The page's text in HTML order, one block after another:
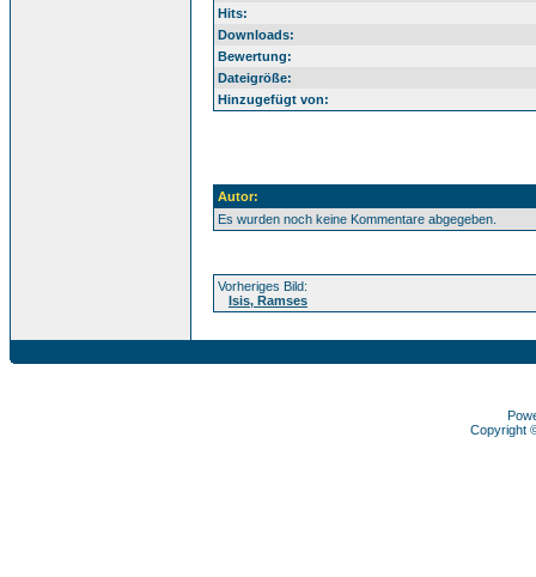
Hits:
Downloads:
Bewertung:
Dateigröße:
Hinzugefügt von:
Autor:
Es wurden noch keine Kommentare abgegeben.
Vorheriges Bild:
Isis, Ramses
Copyright